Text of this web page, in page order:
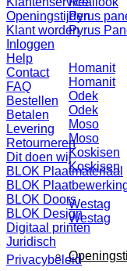
Pyrus
Pyrus
Homanit
Homanit
Odek
Odek
Moso
Moso
Koskisen
Koskisen
Westag
Westag
Openingstijden
Klant worden
Inloggen
Help
Contact
FAQ
Bestellen
Betalen
Levering
Retourneren
Dit doen wij
BLOK Plaatmateriaal
BLOK
BLOK Doors
BLOK Design
Digitaal printen
Juridisch
Privacybeleid